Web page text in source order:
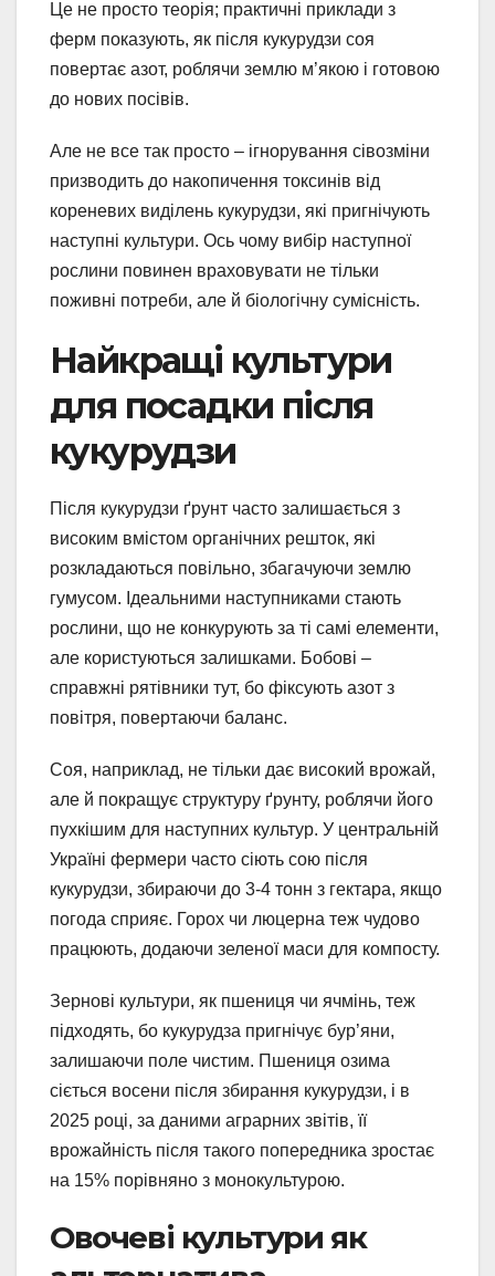
Це не просто теорія; практичні приклади з
ферм показують, як після кукурудзи соя
повертає азот, роблячи землю м’якою і готовою
до нових посівів.
Але не все так просто – ігнорування сівозміни
призводить до накопичення токсинів від
кореневих виділень кукурудзи, які пригнічують
наступні культури. Ось чому вибір наступної
рослини повинен враховувати не тільки
поживні потреби, але й біологічну сумісність.
Найкращі культури
для посадки після
кукурудзи
Після кукурудзи ґрунт часто залишається з
високим вмістом органічних решток, які
розкладаються повільно, збагачуючи землю
гумусом. Ідеальними наступниками стають
рослини, що не конкурують за ті самі елементи,
але користуються залишками. Бобові –
справжні рятівники тут, бо фіксують азот з
повітря, повертаючи баланс.
Соя, наприклад, не тільки дає високий врожай,
але й покращує структуру ґрунту, роблячи його
пухкішим для наступних культур. У центральній
Україні фермери часто сіють сою після
кукурудзи, збираючи до 3-4 тонн з гектара, якщо
погода сприяє. Горох чи люцерна теж чудово
працюють, додаючи зеленої маси для компосту.
Зернові культури, як пшениця чи ячмінь, теж
підходять, бо кукурудза пригнічує бур’яни,
залишаючи поле чистим. Пшениця озима
сіється восени після збирання кукурудзи, і в
2025 році, за даними аграрних звітів, її
врожайність після такого попередника зростає
на 15% порівняно з монокультурою.
Овочеві культури як